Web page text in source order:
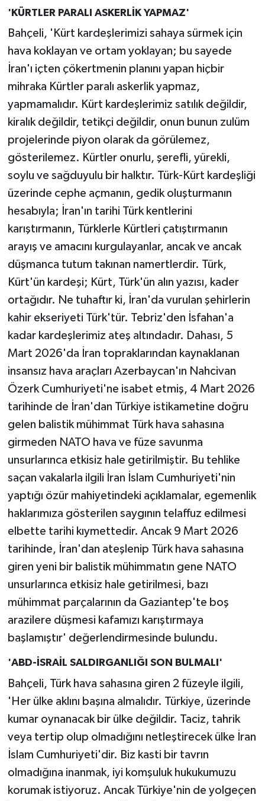
'KÜRTLER PARALI ASKERLİK YAPMAZ'
Bahçeli, 'Kürt kardeşlerimizi sahaya sürmek için
hava koklayan ve ortam yoklayan; bu sayede
İran'ı içten çökertmenin planını yapan hiçbir
mihraka Kürtler paralı askerlik yapmaz,
yapmamalıdır. Kürt kardeşlerimiz satılık değildir,
kiralık değildir, tetikçi değildir, onun bunun zulüm
projelerinde piyon olarak da görülemez,
gösterilemez. Kürtler onurlu, şerefli, yürekli,
soylu ve sağduyulu bir halktır. Türk-Kürt kardeşliği
üzerinde cephe açmanın, gedik oluşturmanın
hesabıyla; İran'ın tarihi Türk kentlerini
karıştırmanın, Türklerle Kürtleri çatıştırmanın
arayış ve amacını kurgulayanlar, ancak ve ancak
düşmanca tutum takınan namertlerdir. Türk,
Kürt'ün kardeşi; Kürt, Türk'ün alın yazısı, kader
ortağıdır. Ne tuhaftır ki, İran'da vurulan şehirlerin
kahir ekseriyeti Türk'tür. Tebriz'den İsfahan'a
kadar kardeşlerimiz ateş altındadır. Dahası, 5
Mart 2026'da İran topraklarından kaynaklanan
insansız hava araçları Azerbaycan'ın Nahcivan
Özerk Cumhuriyeti'ne isabet etmiş, 4 Mart 2026
tarihinde de İran'dan Türkiye istikametine doğru
gelen balistik mühimmat Türk hava sahasına
girmeden NATO hava ve füze savunma
unsurlarınca etkisiz hale getirilmiştir. Bu tehlike
saçan vakalarla ilgili İran İslam Cumhuriyeti'nin
yaptığı özür mahiyetindeki açıklamalar, egemenlik
haklarımıza gösterilen saygının telaffuz edilmesi
elbette tarihi kıymettedir. Ancak 9 Mart 2026
tarihinde, İran'dan ateşlenip Türk hava sahasına
giren yeni bir balistik mühimmatın gene NATO
unsurlarınca etkisiz hale getirilmesi, bazı
mühimmat parçalarının da Gaziantep'te boş
arazilere düşmesi kafamızı karıştırmaya
başlamıştır' değerlendirmesinde bulundu.
'ABD-İSRAİL SALDIRGANLIĞI SON BULMALI'
Bahçeli, Türk hava sahasına giren 2 füzeyle ilgili,
'Her ülke aklını başına almalıdır. Türkiye, üzerinde
kumar oynanacak bir ülke değildir. Taciz, tahrik
veya tertip olup olmadığını netleştirecek ülke İran
İslam Cumhuriyeti'dir. Biz kasti bir tavrın
olmadığına inanmak, iyi komşuluk hukukumuzu
korumak istiyoruz. Ancak Türkiye'nin de yolgeçen